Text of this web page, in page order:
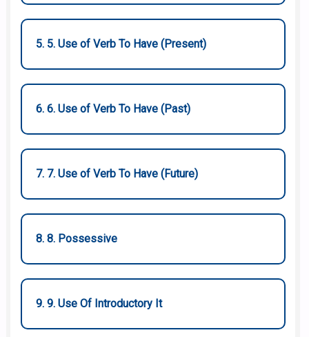
5. 5. Use of Verb To Have (Present)
6. 6. Use of Verb To Have (Past)
7. 7. Use of Verb To Have (Future)
8. 8. Possessive
9. 9. Use Of Introductory It